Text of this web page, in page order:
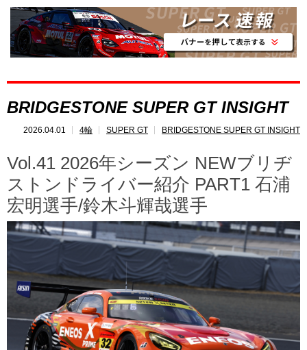
レポート
速報
レース開催スケジュール
SUPERGTINSIGHT
BRIDGESTONE SUPER GT INSIGHT
2026.04.01 4輪 SUPER GT BRIDGESTONE SUPER GT INSIGHT
Vol.41 2026年シーズン NEWブリヂ
ストンドライバー紹介 PART1 石浦
宏明選手/鈴木斗輝哉選手